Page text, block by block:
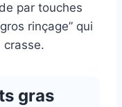
par touches
rinçage” qui
crasse.
gras